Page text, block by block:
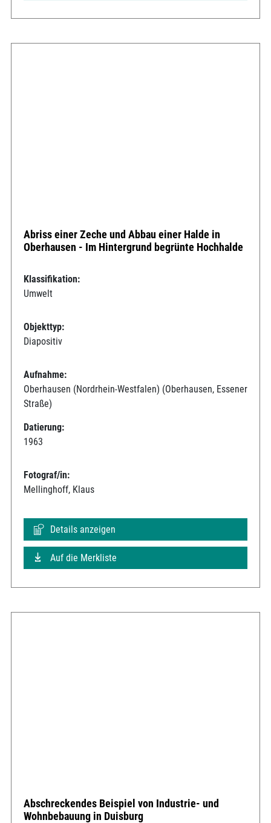
Abriss einer Zeche und Abbau einer Halde in
Oberhausen - Im Hintergrund begrünte Hochhalde
Klassifikation:
Umwelt
Objekttyp:
Diapositiv
Aufnahme:
Oberhausen (Nordrhein-Westfalen) (Oberhausen, Essener
Straße)
Datierung:
1963
Fotograf/in:
Mellinghoff, Klaus
Details anzeigen
Auf die Merkliste
Abschreckendes Beispiel von Industrie- und
Wohnbebauung in Duisburg